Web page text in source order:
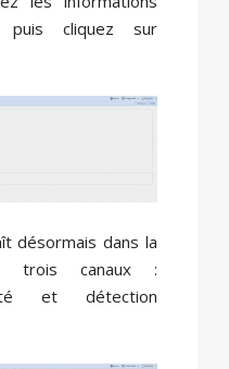
cliquez sur
désormais dans la
trois canaux :
et détection